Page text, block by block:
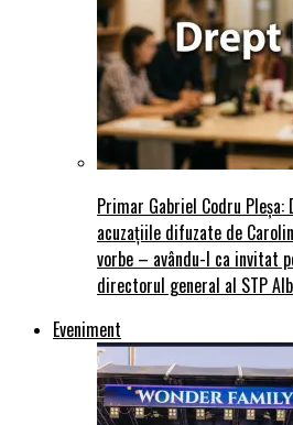
Primar Gabriel Codru Pleșa:
acuzațiile difuzate de
vorbe – avându-l ca invitat
directorul general al STP
Eveniment